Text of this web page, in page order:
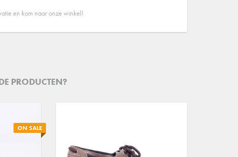
en kom naar onze winkel!
PRODUCTEN?
ON SALE